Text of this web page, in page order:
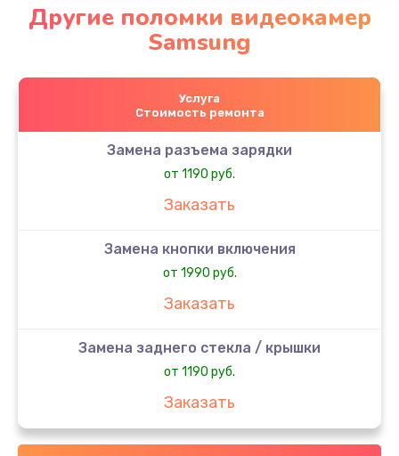
Другие поломки видеокамер
Samsung
Услуга
Стоимость ремонта
Замена разъема зарядки
от 1190 руб.
Заказать
Замена кнопки включения
от 1990 руб.
Заказать
Замена заднего стекла / крышки
от 1190 руб.
Заказать
Замена аккумулятора